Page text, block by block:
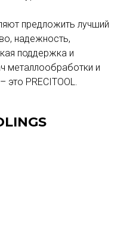
предложить лучший
надежность,
поддержка и
металлообработки и
это PRECITOOL.